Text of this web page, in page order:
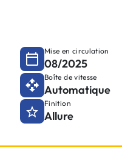
Mise en circulation
08/2025
Boîte de vitesse
Automatique
Finition
Allure